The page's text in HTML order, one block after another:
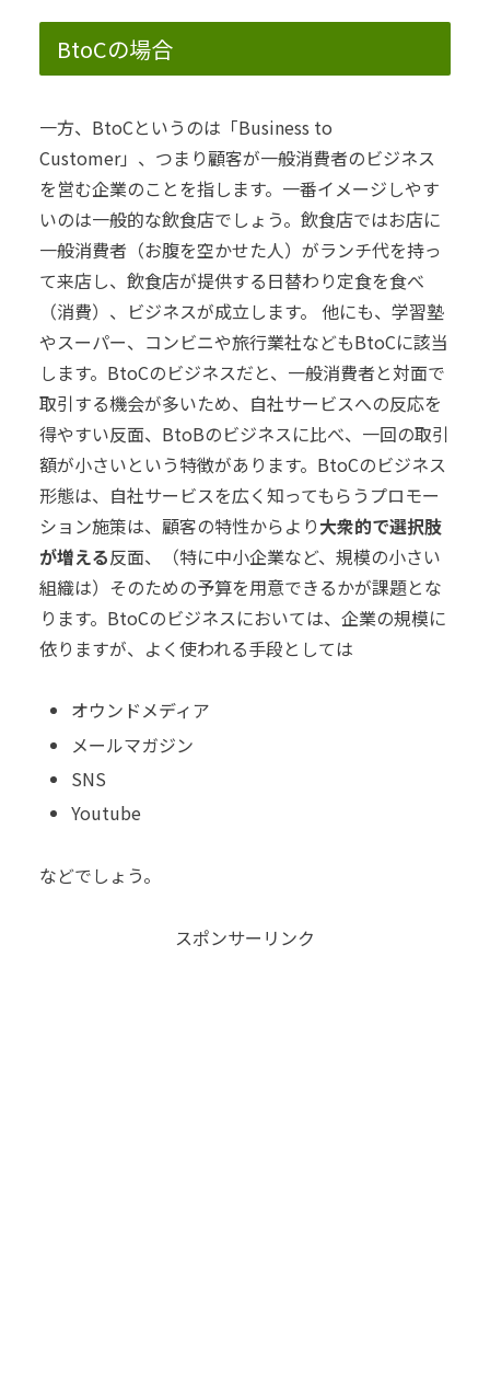
BtoCの場合
一方、BtoCというのは「Business to
Customer」、つまり顧客が一般消費者のビジネス
を営む企業のことを指します。 一番イメージしやす
いのは一般的な飲食店でしょう。 飲食店ではお店に
一般消費者（お腹を空かせた人）がランチ代を持っ
て来店し、飲食店が提供する日替わり定食を食べ
（消費）、ビジネスが成立します。 他にも、学習塾
やスーパー、コンビニや旅行業社などもBtoCに該当
します。 BtoCのビジネスだと、一般消費者と対面で
取引する機会が多いため、自社サービスへの反応を
得やすい反面、BtoBのビジネスに比べ、一回の取引
額が小さいという特徴があります。 BtoCのビジネス
形態は、自社サービスを広く知ってもらうプロモー
ション施策は、顧客の特性からより大衆的で選択肢
が増える反面、（特に中小企業など、規模の小さい
組織は）そのための予算を用意できるかが課題とな
ります。 BtoCのビジネスにおいては、企業の規模に
依りますが、よく使われる手段としては
オウンドメディア
メールマガジン
SNS
Youtube
などでしょう。
スポンサーリンク